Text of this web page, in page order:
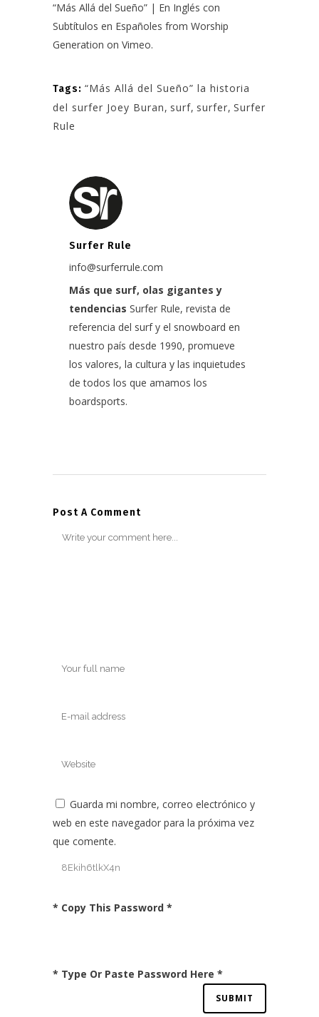
“Más Allá del Sueño” | En Inglés con
Subtítulos en Españoles from Worship
Generation on Vimeo.
Tags: “Más Allá del Sueño” la historia
del surfer Joey Buran, surf, surfer, Surfer
Rule
Surfer Rule
info@surferrule.com
Más que surf, olas gigantes y
tendencias Surfer Rule, revista de
referencia del surf y el snowboard en
nuestro país desde 1990, promueve
los valores, la cultura y las inquietudes
de todos los que amamos los
boardsports.
Post A Comment
Guarda mi nombre, correo electrónico y
web en este navegador para la próxima vez
que comente.
* Copy This Password *
* Type Or Paste Password Here *